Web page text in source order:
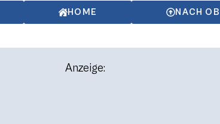
HOME NACH
Anzeige: